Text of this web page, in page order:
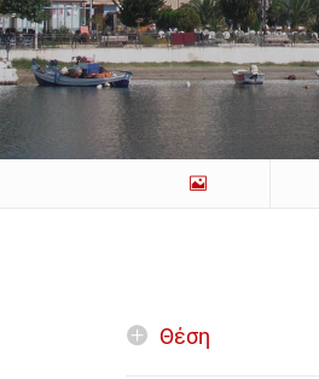
Θέση